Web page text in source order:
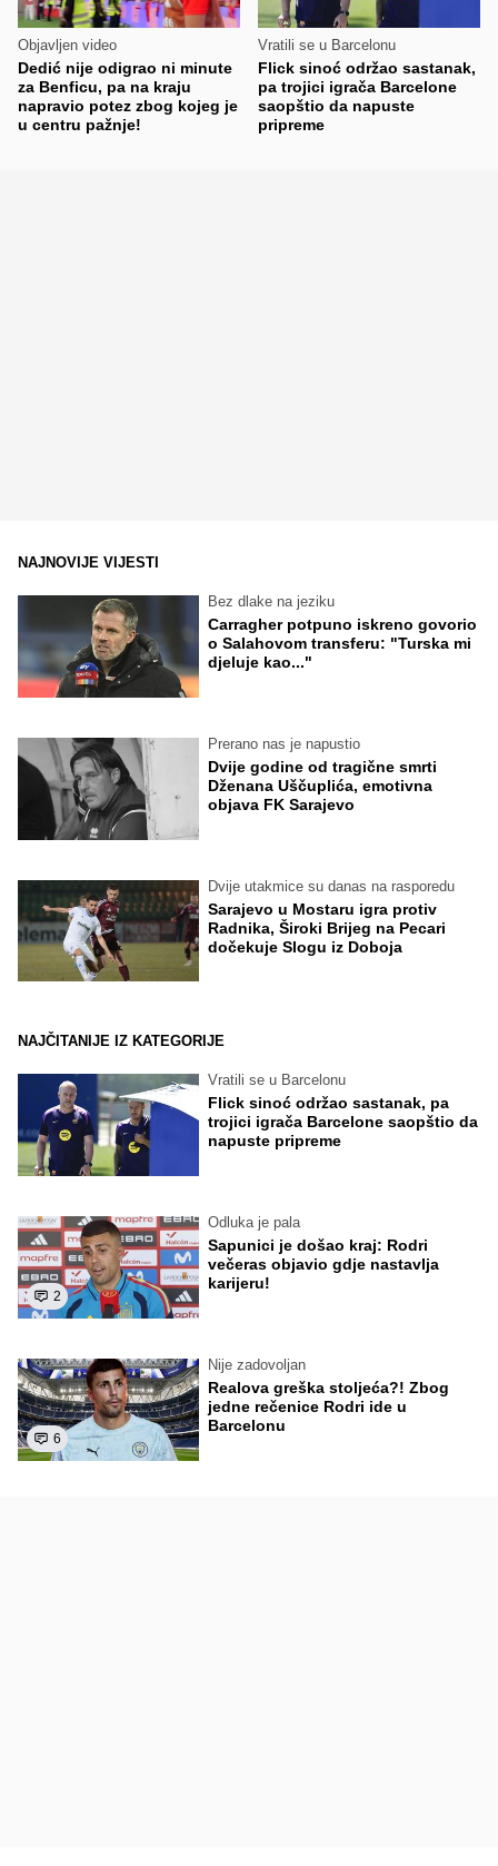
Objavljen video
Dedić nije odigrao ni minute
za Benficu, pa na kraju
napravio potez zbog kojeg je
u centru pažnje!
Vratili se u Barcelonu
Flick sinoć održao sastanak,
pa trojici igrača Barcelone
saopštio da napuste
pripreme
NAJNOVIJE VIJESTI
Bez dlake na jeziku
Carragher potpuno iskreno govorio
o Salahovom transferu: "Turska mi
djeluje kao..."
Prerano nas je napustio
Dvije godine od tragične smrti
Dženana Uščuplića, emotivna
objava FK Sarajevo
Dvije utakmice su danas na rasporedu
Sarajevo u Mostaru igra protiv
Radnika, Široki Brijeg na Pecari
dočekuje Slogu iz Doboja
NAJČITANIJE IZ KATEGORIJE
Vratili se u Barcelonu
Flick sinoć održao sastanak, pa
trojici igrača Barcelone saopštio da
napuste pripreme
2
Odluka je pala
Sapunici je došao kraj: Rodri
večeras objavio gdje nastavlja
karijeru!
6
Nije zadovoljan
Realova greška stoljeća?! Zbog
jedne rečenice Rodri ide u
Barcelonu